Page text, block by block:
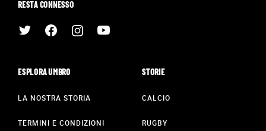
RESTA CONNESSO
ESPLORA UMBRO
LA NOSTRA STORIA
TERMINI E CONDIZIONI
STORIE
CALCIO
RUGBY